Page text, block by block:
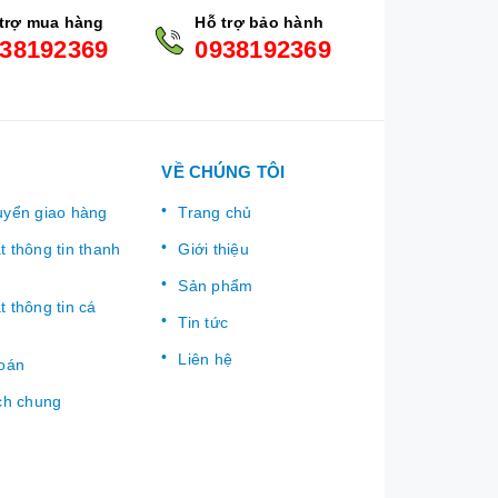
mua hàng Hỗ trợ bảo hành
0938192369
giao hàng
thông tin thanh
thông tin cá
chung
VỀ CHÚNG TÔI
Trang chủ
Giới thiệu
Sản phẩm
Tin tức
Liên hệ